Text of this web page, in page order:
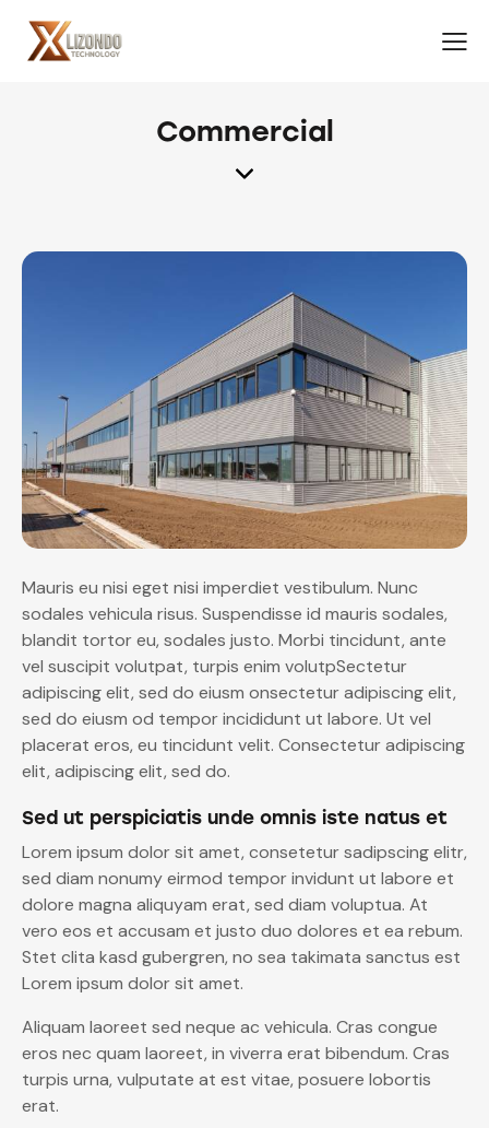
Commercial
Mauris eu nisi eget nisi imperdiet vestibulum. Nunc
sodales vehicula risus. Suspendisse id mauris sodales,
blandit tortor eu, sodales justo. Morbi tincidunt, ante
vel suscipit volutpat, turpis enim volutpSectetur
adipiscing elit, sed do eiusm onsectetur adipiscing elit,
sed do eiusm od tempor incididunt ut labore. Ut vel
placerat eros, eu tincidunt velit. Consectetur adipiscing
elit, adipiscing elit, sed do.
Sed ut perspiciatis unde omnis iste natus et
Lorem ipsum dolor sit amet, consetetur sadipscing elitr,
sed diam nonumy eirmod tempor invidunt ut labore et
dolore magna aliquyam erat, sed diam voluptua. At
vero eos et accusam et justo duo dolores et ea rebum.
Stet clita kasd gubergren, no sea takimata sanctus est
Lorem ipsum dolor sit amet.
Aliquam laoreet sed neque ac vehicula. Cras congue
eros nec quam laoreet, in viverra erat bibendum. Cras
turpis urna, vulputate at est vitae, posuere lobortis
erat.